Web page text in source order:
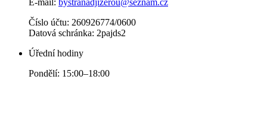
E-mail: bystranadjizerou@seznam.cz
Číslo účtu: 260926774/0600
Datová schránka: 2pajds2
Úřední hodiny
Pondělí: 15:00–18:00